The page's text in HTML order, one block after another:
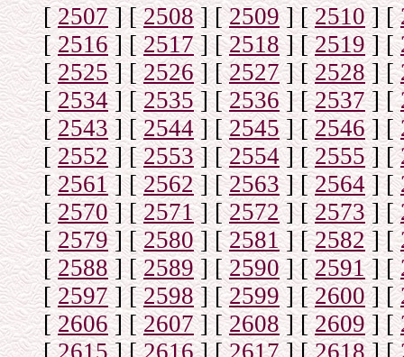
[2507] [2508] [2509] [2510] [
[2516] [2517] [2518] [2519] [
[2525] [2526] [2527] [2528] [
[2534] [2535] [2536] [2537] [
[2543] [2544] [2545] [2546] [
[2552] [2553] [2554] [2555] [
[2561] [2562] [2563] [2564] [
[2570] [2571] [2572] [2573] [
[ 2579] [2580] [2581] [2582] [
[2588] [2589] [2590] [2591] [
[2597] [2598] [2599 ] [2600] [
[2606] [2607] [2608] [2609] [
[2615] [2616] [2617] [2618] [